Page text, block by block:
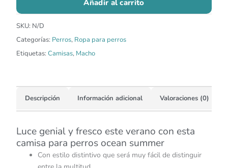
Añadir al carrito
SKU: N/D
Categorías: Perros, Ropa para perros
Etiquetas: Camisas, Macho
Descripción Información adicional Valoraciones (0)
Luce genial y fresco este verano con esta
camisa para perros ocean summer
Con estilo distintivo que será muy fácil de distinguir